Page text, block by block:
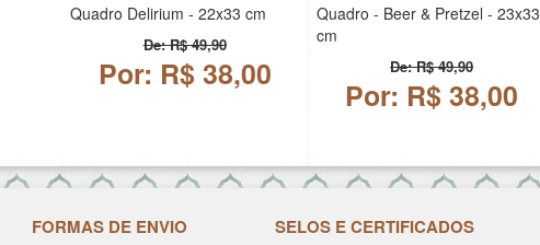
Quadro Delirium - 22x33 cm
De: R$ 49,90
Por: R$ 38,00
Quadro - Beer & Pretzel - 23x33
cm
De: R$ 49,90
Por: R$ 38,00
FORMAS DE ENVIO SELOS E CERTIFICADOS